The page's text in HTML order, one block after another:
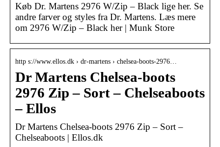
Køb Dr. Martens 2976 W/Zip – Black lige her. Se
andre farver og styles fra Dr. Martens. Læs mere
om 2976 W/Zip – Black her | Munk Store
http s://www.ellos.dk › dr-martens › chelsea-boots-2976…
Dr Martens Chelsea-boots
2976 Zip – Sort – Chelseaboots
– Ellos
Dr Martens Chelsea-boots 2976 Zip – Sort –
Chelseaboots | Ellos.dk